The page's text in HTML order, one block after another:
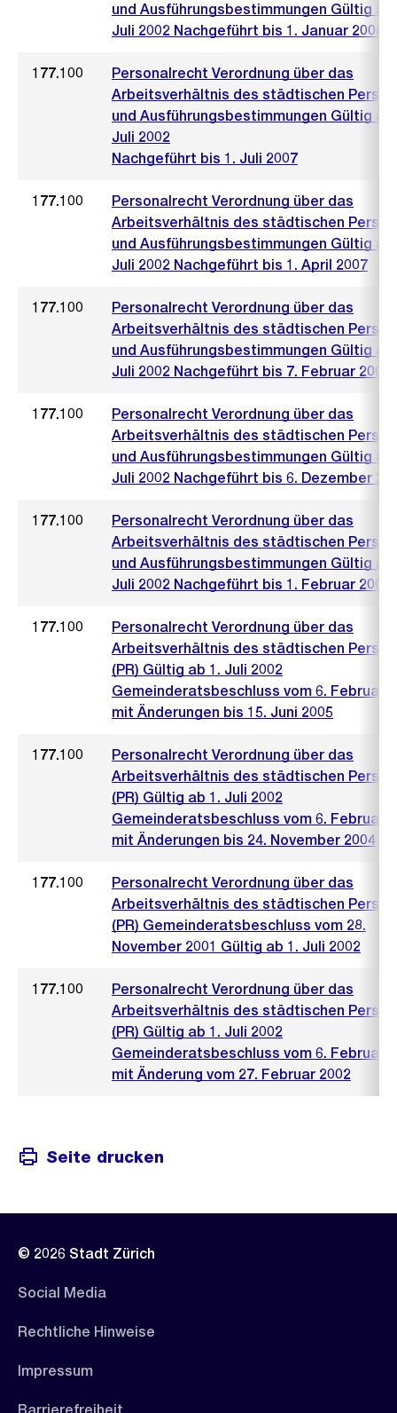
und Ausführungsbestimmungen Gültig ab
Juli 2002 Nachgeführt bis 1. Januar 2008
177.100
Personalrecht Verordnung über das
Arbeitsverhältnis des städtischen
und Ausführungsbestimmungen Gültig ab
Juli 2002
Nachgeführt bis 1. Juli 2007
177.100
Personalrecht Verordnung über das
Arbeitsverhältnis des städtischen
und Ausführungsbestimmungen Gültig ab
Juli 2002 Nachgeführt bis 1. April 2007
177.100
Personalrecht Verordnung über das
Arbeitsverhältnis des städtischen
und Ausführungsbestimmungen Gültig ab
Juli 2002 Nachgeführt bis 7. Februar 2007
177.100
Personalrecht Verordnung über das
Arbeitsverhältnis des städtischen
und Ausführungsbestimmungen Gültig ab
Juli 2002 Nachgeführt bis 6. Dezember
177.100
Personalrecht Verordnung über das
Arbeitsverhältnis des städtischen
und Ausführungsbestimmungen Gültig ab
Juli 2002 Nachgeführt bis 1. Februar 2006
177.100
Personalrecht Verordnung über das
Arbeitsverhältnis des städtischen
(PR) Gültig ab 1. Juli 2002
Gemeinderatsbeschluss vom 6. Februar
mit Änderungen bis 15. Juni 2005
177.100
Personalrecht Verordnung über das
Arbeitsverhältnis des städtischen
(PR) Gültig ab 1. Juli 2002
Gemeinderatsbeschluss vom 6. Februar
mit Änderungen bis 24. November 2004
177.100
Personalrecht Verordnung über das
Arbeitsverhältnis des städtischen
(PR) Gemeinderatsbeschluss vom 28.
November 2001 Gültig ab 1. Juli 2002
177.100
Personalrecht Verordnung über das
Arbeitsverhältnis des städtischen
(PR) Gültig ab 1. Juli 2002
Gemeinderatsbeschluss vom 6. Februar
mit Änderung vom 27. Februar 2002
Seite drucken
© 2026 Stadt Zürich
Social Media
Rechtliche Hinweise
Impressum